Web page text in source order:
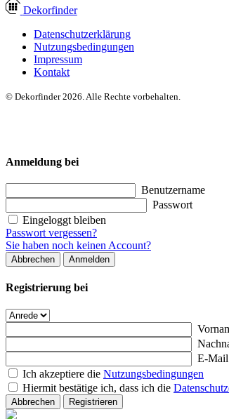
Dekorfinder
Datenschutzerklärung
Nutzungsbedingungen
Impressum
Kontakt
© Dekorfinder 2026. Alle Rechte vorbehalten.
Anmeldung bei
Benutzername
Passwort
Eingeloggt bleiben
Passwort vergessen?
Sie haben noch keinen Account?
Abbrechen Anmelden
Registrierung bei
E-Mail
Ich akzeptiere die Nutzungsbedingungen
Hiermit bestätige ich, dass ich die
Abbrechen Registrieren